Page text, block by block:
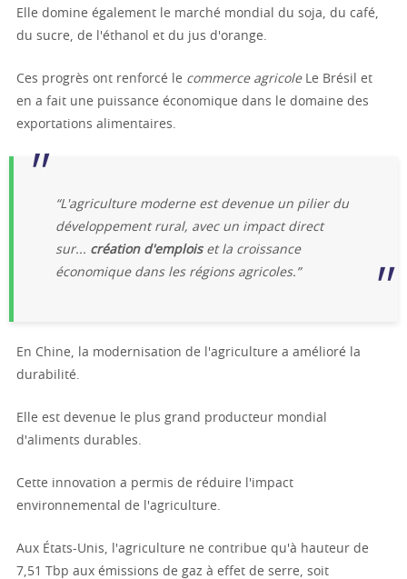
Elle domine également le marché mondial du soja, du café,
du sucre, de l'éthanol et du jus d'orange.
Ces progrès ont renforcé le commerce agricoleLe Brésil et
en a fait une puissance économique dans le domaine des
exportations alimentaires.
“L'agriculture moderne est devenue un pilier du
développement rural, avec un impact direct
sur... création d'emploiset la croissance
économique dans les régions agricoles.”
En Chine, la modernisation de l'agriculture a amélioré la
durabilité.
Elle est devenue le plus grand producteur mondial
d'aliments durables.
Cette innovation a permis de réduire l'impact
environnemental de l'agriculture.
Aux États-Unis, l'agriculture ne contribue qu'à hauteur de
7,51 Tbp aux émissions de gaz à effet de serre, soit